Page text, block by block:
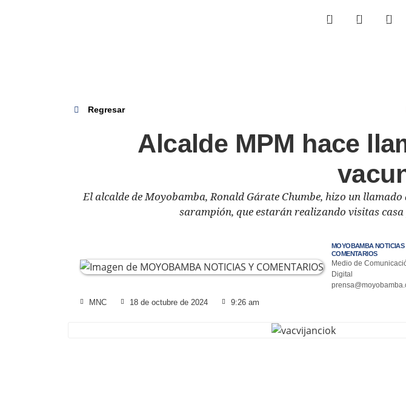
Regresar
Alcalde MPM hace
El alcalde de Moyobamba, Ronald Gárate Chumbe, hizo un
sarampión, que estarán realizando visitas
MOYOBAMBA NOTICIAS
COMENTARIOS
Medio de
Digital
MNC 18 de octubre de 2024 9:26 am